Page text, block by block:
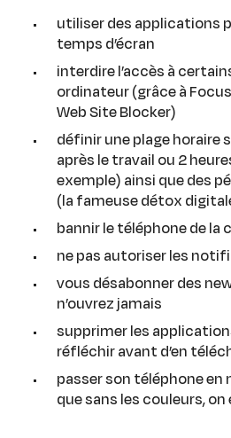
utiliser des applications
temps d’écran
interdire l’accès à
ordinateur (grâce à
Web Site Blocker)
définir une plage horaire
après le travail ou 2
exemple) ainsi que des
(la fameuse détox
bannir le téléphone de la
ne pas autoriser les
vous désabonner des
n’ouvrez jamais
supprimer les
réfléchir avant d’en
passer son téléphone en
que sans les couleurs,